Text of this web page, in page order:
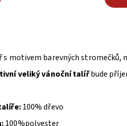
s motivem barevných stromečků,
veliký vánoční talířbude
100% dřevo
100%polyester